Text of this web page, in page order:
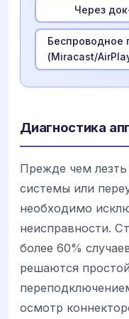
Через
Беспроводное
(Miracast/
Диагностика
Прежде чем
системы или
необходимо
неисправности.
более 60%
решаются
осмотр